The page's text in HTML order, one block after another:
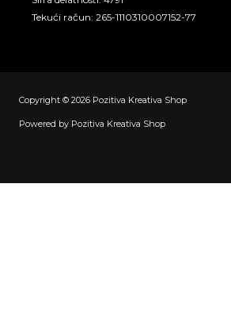
Tekući račun: 265-1110310007152-77
Copyright © 2026 Pozitiva Kreativa Shop
Powered by Pozitiva Kreativa Shop